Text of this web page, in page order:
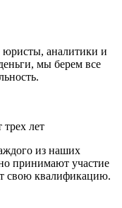
аналитики и
мы берем все
лет
из наших
принимают участие
свою квалификацию.